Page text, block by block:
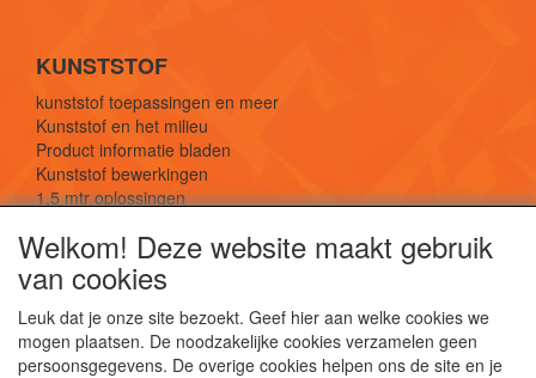
KUNSTSTOF
kunststof toepassingen en meer
Kunststof en het milieu
Product informatie bladen
Kunststof bewerkingen
1,5 mtr oplossingen
SOCIALE MEDIA
Welkom! Deze website maakt gebruik
van cookies
Leuk dat je onze site bezoekt. Geef hier aan welke cookies we
mogen plaatsen. De noodzakelijke cookies verzamelen geen
persoonsgegevens. De overige cookies helpen ons de site en je